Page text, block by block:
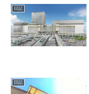
日記
日記